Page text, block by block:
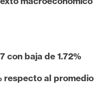
con baja de 1.72%
respecto al promedio